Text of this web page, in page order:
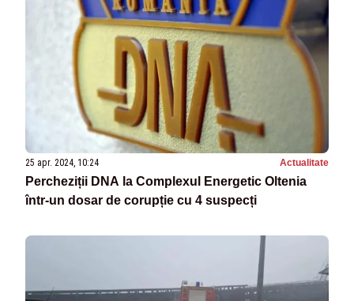
25 apr. 2024, 10:24 Actualitate
Percheziții DNA la Complexul Energetic Oltenia
într-un dosar de corupție cu 4 suspecți